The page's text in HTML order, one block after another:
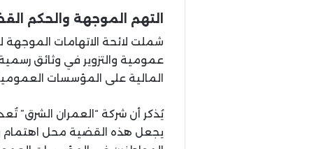
التهم الموجهة والحكم
شملت لائحة الاتهامات
عمومية والتزوير في وثائق
المالية على المؤسسات
يُذكر أن شركة “العمران الشرق”
يجعل هذه القضية محل اهتمام